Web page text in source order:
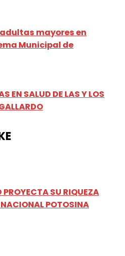
mayores en
Municipal de
EN SALUD DE LAS Y LOS
SU RIQUEZA
POTOSINA